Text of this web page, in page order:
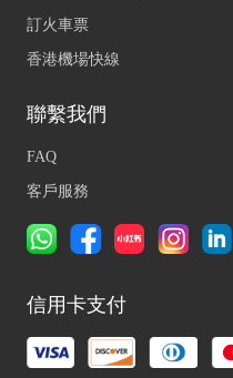
訂火車票
香港機場快線
聯繫我們
FAQ
客戶服務
信用卡支付